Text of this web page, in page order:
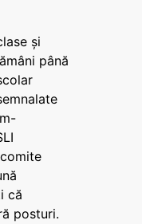
și
până
că
posturi.